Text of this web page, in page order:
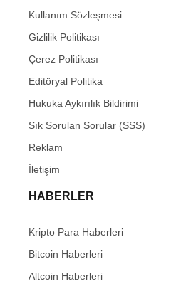
Kullanım Sözleşmesi
Gizlilik Politikası
Çerez Politikası
Editöryal Politika
Hukuka Aykırılık Bildirimi
Sık Sorulan Sorular (SSS)
Reklam
İletişim
HABERLER
Kripto Para Haberleri
Bitcoin Haberleri
Altcoin Haberleri